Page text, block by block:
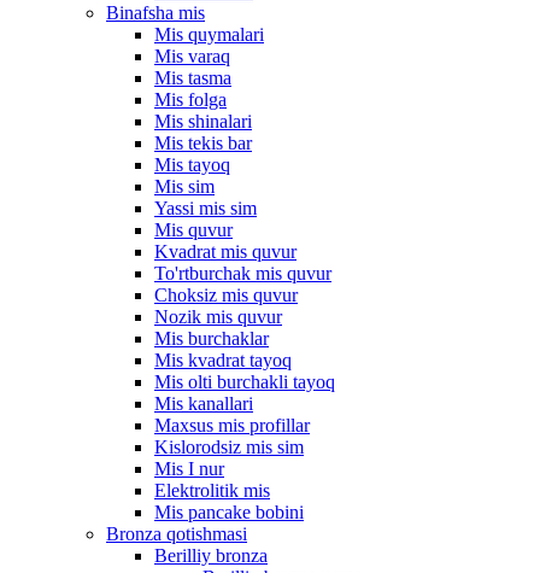
Binafsha mis
Mis quymalari
Mis varaq
Mis tasma
Mis folga
Mis shinalari
Mis tekis bar
Mis tayoq
Mis sim
Yassi mis sim
Mis quvur
Kvadrat mis quvur
To'rtburchak mis quvur
Choksiz mis quvur
Nozik mis quvur
Mis burchaklar
Mis kvadrat tayoq
Mis olti burchakli tayoq
Mis kanallari
Maxsus mis profillar
Kislorodsiz mis sim
Mis I nur
Elektrolitik mis
Mis pancake bobini
Bronza qotishmasi
Berilliy bronza